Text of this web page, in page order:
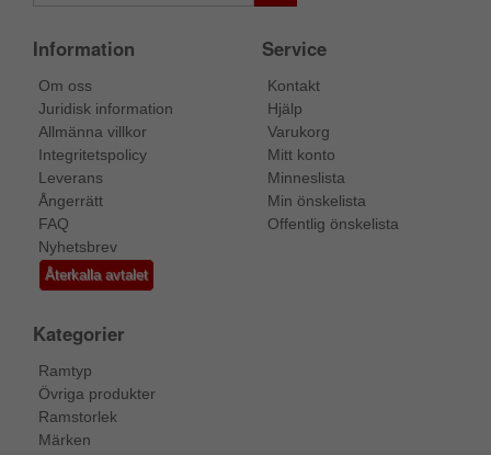
Information
Om oss
Juridisk information
Allmänna villkor
Integritetspolicy
Leverans
Ångerrätt
FAQ
Nyhetsbrev
Återkalla avtalet
Service
Kontakt
Hjälp
Varukorg
Mitt konto
Minneslista
Min önskelista
Offentlig önskelista
Kategorier
Ramtyp
Övriga produkter
Ramstorlek
Märken